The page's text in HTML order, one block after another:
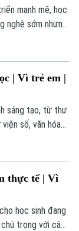
mạnh mẽ, học
nghệ sớm nhưng
công nghệ và
| Vì trẻ em |
sáng tạo, từ thư
số, văn hóa
thực tế | Vì
học sinh đang
trọng với cách